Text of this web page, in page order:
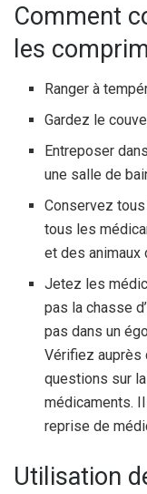
Comment
les
Ranger à
Gardez le
Entreposer
une salle de
Conservez
tous les
et des animaux
Jetez les
pas la chasse
pas dans un
Vérifiez auprès
questions sur
médicaments.
reprise de
Utilisation